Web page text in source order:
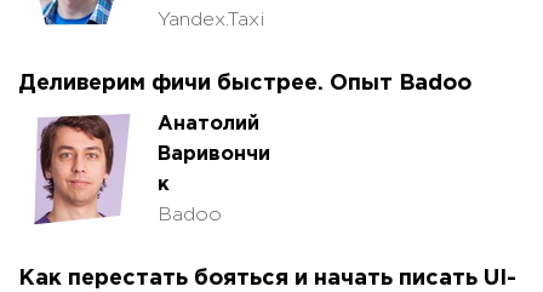
Yandex.Taxi
Деливерим фичи быстрее. Опыт Badoo
Анатолий
Варивончи
к
Badoo
Как перестать бояться и начать писать UI-